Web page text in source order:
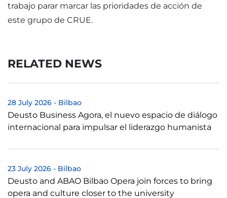
trabajo parar marcar las prioridades de acción de
este grupo de CRUE.
RELATED NEWS
28 July 2026 - Bilbao
Deusto Business Agora, el nuevo espacio de diálogo
internacional para impulsar el liderazgo humanista
23 July 2026 - Bilbao
Deusto and ABAO Bilbao Opera join forces to bring
opera and culture closer to the university